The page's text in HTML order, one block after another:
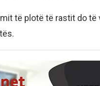
të plotë të rastit do të